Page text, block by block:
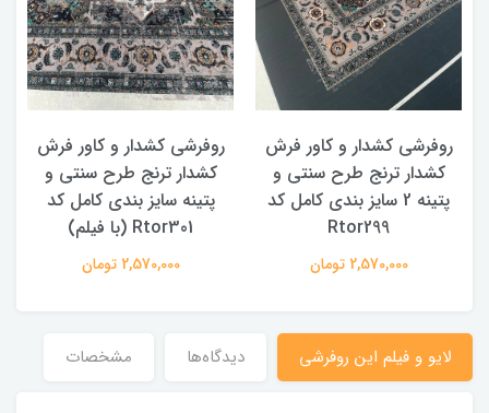
روفرشی کشدار و کاور فرش
کشدار ترنج طرح سنتی و
پتینه 2 سایز بندی کامل کد
Rtor299
2,570,000 تومان
روفرشی کشدار و کاور فرش
کشدار ترنج طرح سنتی و
پتینه سایز بندی کامل کد
Rtor301 (با فیلم)
2,570,000 تومان
لایو و فیلم این روفرشی دیدگاه‌ها مشخصات